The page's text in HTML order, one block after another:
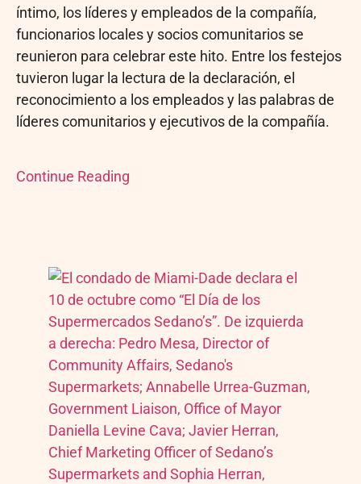
íntimo, los líderes y empleados de la compañía,
funcionarios locales y socios comunitarios se
reunieron para celebrar este hito. Entre los festejos
tuvieron lugar la lectura de la declaración, el
reconocimiento a los empleados y las palabras de
líderes comunitarios y ejecutivos de la compañía.
Continue Reading